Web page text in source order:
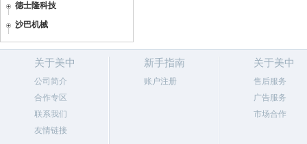
德士隆科技
沙巴机械
关于美中
公司简介
合作专区
联系我们
友情链接
新手指南
账户注册
关于美中
售后服务
广告服务
市场合作